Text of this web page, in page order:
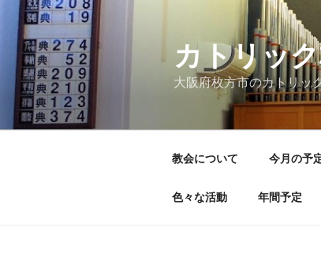
カトリッ
大阪府枚方市のカトリッ
教会について 今月の予
色々な活動 年間予定